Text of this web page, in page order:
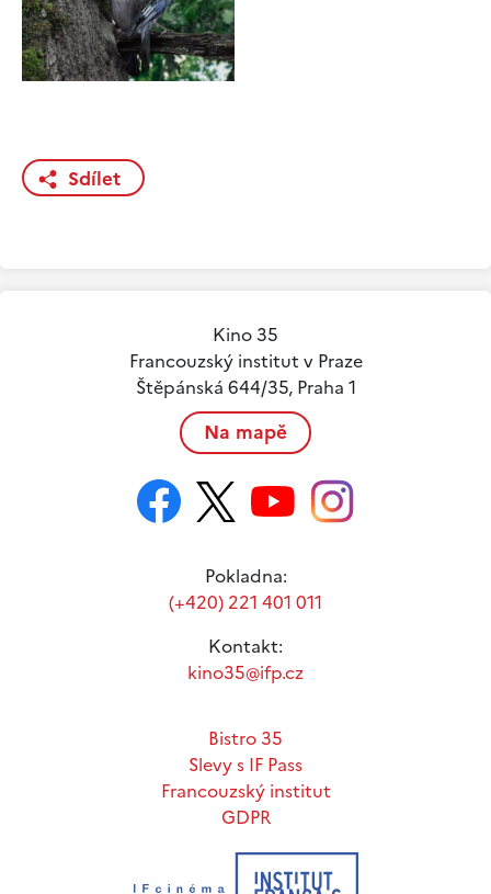
Sdílet
Kino 35
Francouzský institut v Praze
Štěpánská 644/35, Praha 1
Na mapě
Pokladna:
(+420) 221 401 011
Kontakt:
kino35@ifp.cz
Bistro 35
Slevy s IF Pass
Francouzský institut
GDPR